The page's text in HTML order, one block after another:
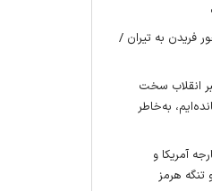
فریدن به تیران /
انقلاب سخت
به‌خاطر
آمریکا و
تنگه هرمز